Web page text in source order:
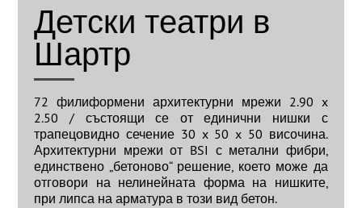
Детски театри в
Шартр
72 филиформени архитектурни мрежи 2.90 x
2.50 / състоящи се от единични нишки с
трапецовидно сечение 30 x 50 x 50 височина.
Архитектурни мрежи от BSI с метални фибри,
единствено „бетоново“ решение, което може да
отговори на нелинейната форма на нишките,
при липса на арматура в този вид бетон.